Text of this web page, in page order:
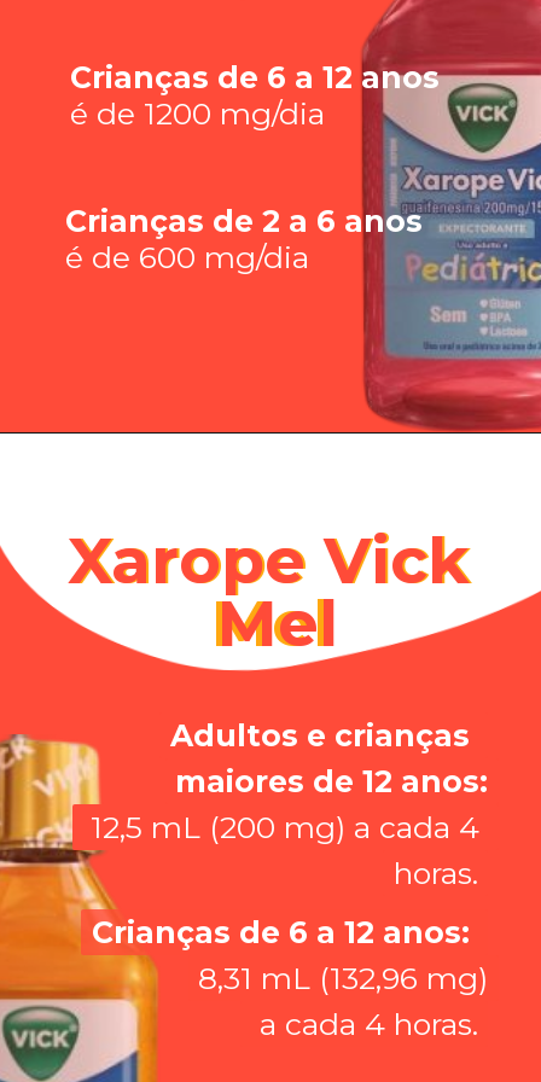
Crianças de 6 a 12 anos
é de 1200 mg/dia
Crianças de 2 a 6 anos
é de 600 mg/dia
Xarope Vick
Mel
Xarope Vick
Mel
Adultos e crianças
maiores de 12 anos:
12,5 mL (200 mg) a cada 4
horas.
Adultos e crianças
maiores de 12 anos:
12,5 mL (200 mg) a cada 4
horas.
Crianças de 6 a 12 anos:
8,31 mL (132,96 mg)
a cada 4 horas.
Crianças de 6 a 12 anos:
8,31 mL (132,96 mg)
a cada 4 horas.